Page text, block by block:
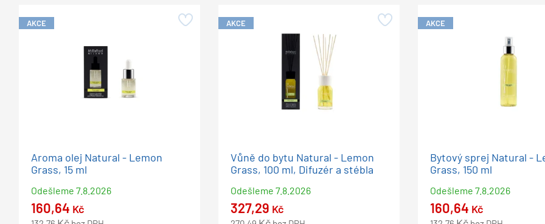
AKCE
Aroma olej Natural - Lemon
Grass, 15 ml
Odešleme 7.8.2026
160,64 Kč
AKCE
Vůně do bytu Natural - Lemon
Grass, 100 ml, Difuzér a stébla
Odešleme 7.8.2026
327,29 Kč
AKCE
Bytový sprej Natural -
Grass, 150 ml
Odešleme 7.8.2026
160,64 Kč